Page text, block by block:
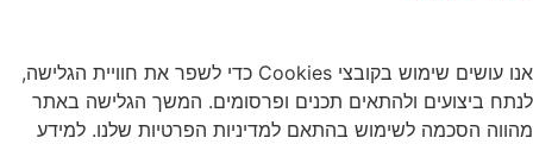
אנו עושים שימוש בקובצי Cookies כדי לשפר את חוויית הגלישה,
לנתח ביצועים ולהתאים תכנים ופרסומים. המשך הגלישה באתר
מהווה הסכמה לשימוש בהתאם למדיניות הפרטיות שלנו. למידע